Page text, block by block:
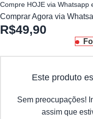
Compre HOJE via Whatsapp
Comprar Agora via
R$49,90
Este produto
Sem preocupações!
assim que